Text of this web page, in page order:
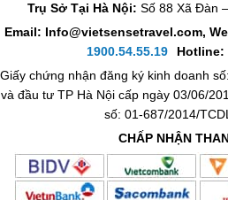
Trụ Sở Tại Hà Nội: Số 88 Xã Đàn
Email: Info@vietsensetravel.com,
1900.54.55.19
Hotline:
Giấy chứng nhận đăng ký kinh doanh
và đầu tư TP Hà Nội cấp ngày 03/06/
số: 01-687/2014/
CHẤP NHẬN